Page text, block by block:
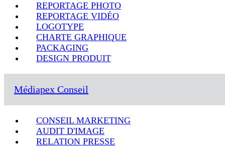
REPORTAGE PHOTO
REPORTAGE VIDÉO
LOGOTYPE
CHARTE GRAPHIQUE
PACKAGING
DESIGN PRODUIT
Médiapex Conseil
CONSEIL MARKETING
AUDIT D'IMAGE
RELATION PRESSE